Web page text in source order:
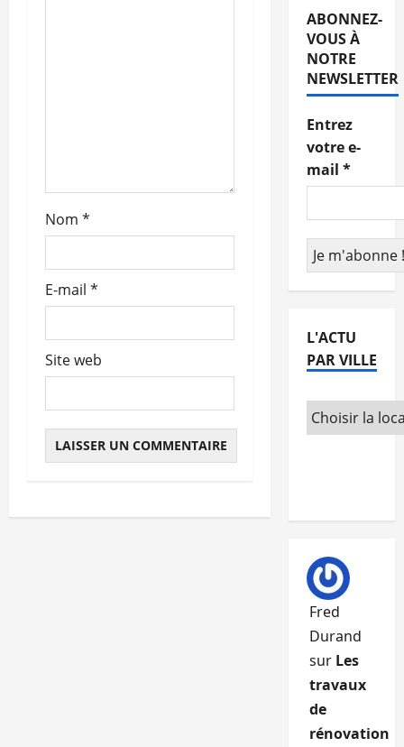
t
i
c
l
e
Nom *
E-mail *
Site web
ABONNEZ-
VOUS À
NOTRE
NEWSLETTER
Entrez
votre e-
mail *
L'ACTU
PAR VILLE
Fred
Durand
sur Les
travaux
de
rénovation